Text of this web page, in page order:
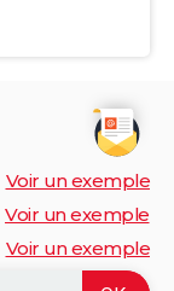
Voir un exemple
Voir un exemple
Voir un exemple